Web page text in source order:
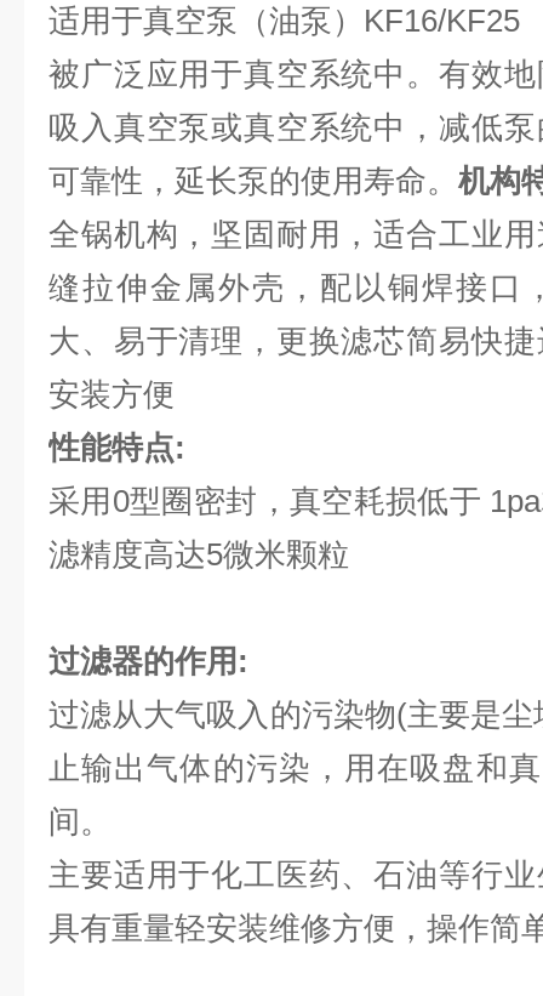
适用于真空泵（油泵）KF16/KF25
被广泛应用于真空系统中。有效
吸入真空泵或真空系统中，减低
可靠性，延长泵的使用寿命。 机构
全锅机构，坚固耐用，适合工业
缝拉伸金属外壳，配以铜焊接口
大、易于清理，更换滤芯简易快
安装方便
性能特点:
采用0型圈密封，真空耗损低于
滤精度高达5微米颗粒
过滤器的作用:
过滤从大气吸入的污染物(主要是
止输出气体的污染，用在吸盘和
间。
主要适用于化工医药、石油等行
具有重量轻安装维修方便，操作简